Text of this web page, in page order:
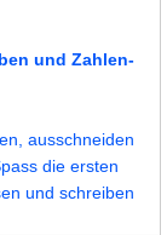
und Zahlen-
ausschneiden
die ersten
und schreiben